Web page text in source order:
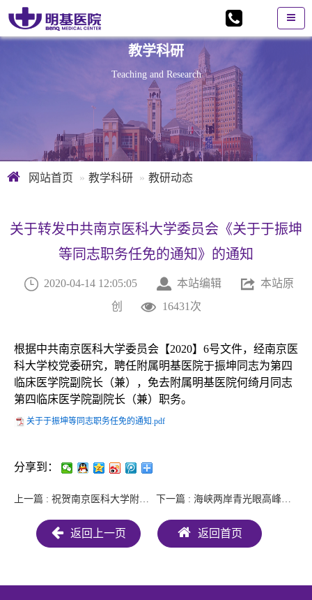
教学科研
Teaching and Research
网站首页 教学科研 教研动态
关于转发中共南京医科大学委员会《关于于振坤
等同志职务任免的通知》的通知
 2020-04-14 12:05:05  本站编辑  本站原
创
 16431次
根据中共南京医科大学委员会【2020】6号文件，经南京医
科大学校党委研究，聘任附属明基医院于振坤同志为第四
临床医学院副院长（兼），免去附属明基医院何绮月同志
第四临床医学院副院长（兼）职务。
关于于振坤等同志职务任免的通知.pdf
分享到：
返回上一页 返回首页